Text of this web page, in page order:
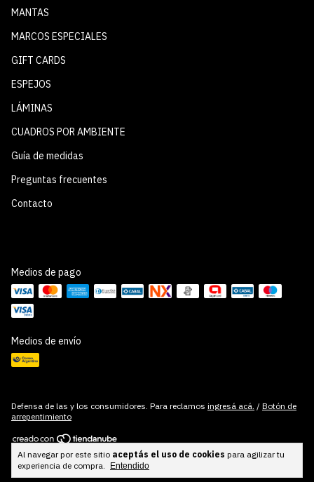
Al navegar por este sitio aceptás el uso de cookies para agilizar tu
experiencia de compra.
Entendido
MANTAS
MARCOS ESPECIALES
GIFT CARDS
ESPEJOS
LÁMINAS
CUADROS POR AMBIENTE
Guía de medidas
Preguntas frecuentes
Contacto
Medios de pago
Medios de envío
Defensa de las y los consumidores. Para reclamos ingresá acá. / Botón de
arrepentimiento
Copyright Cuadros Cool Stuff - 2026. Todos los derechos reservados.